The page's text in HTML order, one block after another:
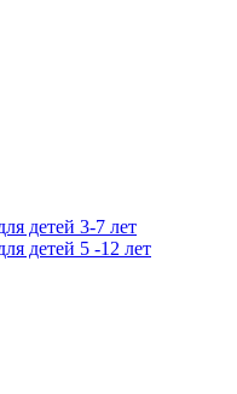
детей 3-7 лет
детей 5 -12 лет